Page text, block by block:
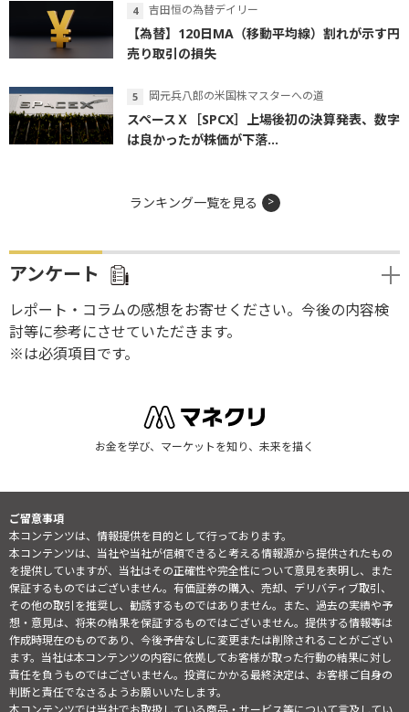
吉田恒の為替デイリー
【為替】120日MA（移動平均線）割れが示す円
売り取引の損失
岡元兵八郎の米国株マスターへの道
スペースＸ［SPCX］上場後初の決算発表、数字
は良かったが株価が下落...
ランキング一覧を見る
アンケート
レポート・コラムの感想をお寄せください。今後の内容検
討等に参考にさせていただきます。
※は必須項目です。
お金を学び、マーケットを知り、未来を描く
ご留意事項
本コンテンツは、情報提供を目的として行っております。
本コンテンツは、当社や当社が信頼できると考える情報源から提供されたもの
を提供していますが、当社はその正確性や完全性について意見を表明し、また
保証するものではございません。有価証券の購入、売却、デリバティブ取引、
その他の取引を推奨し、勧誘するものではありません。また、過去の実績や予
想・意見は、将来の結果を保証するものではございません。提供する情報等は
作成時現在のものであり、今後予告なしに変更または削除されることがござい
ます。当社は本コンテンツの内容に依拠してお客様が取った行動の結果に対し
責任を負うものではございません。投資にかかる最終決定は、お客様ご自身の
判断と責任でなさるようお願いいたします。